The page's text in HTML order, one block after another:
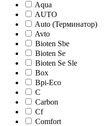
Aqua
AUTO
Auto (Терминатор)
Avto
Bioten Sbe
Bioten Se
Bioten Se Sle
Box
Bpi-Eco
C
Carbon
Cf
Comfort